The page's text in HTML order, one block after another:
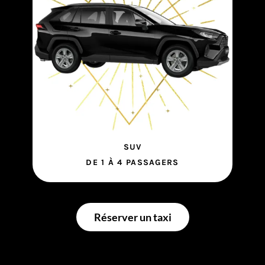
SUV
DE 1 À 4 PASSAGERS
Réserver un taxi